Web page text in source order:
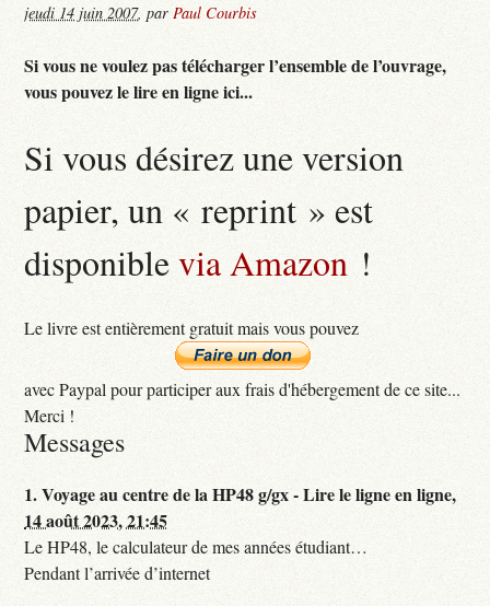
jeudi 14 juin 2007,parPaul Courbis
Si vous ne voulez pas télécharger l’ensemble de l’ouvrage,
vous pouvez le lire en ligne ici...
Si vous désirez une version
papier, un « reprint » est
disponiblevia Amazon !
Le livre est entièrement gratuit mais vous pouvez
avec Paypal pour participer aux frais d'hébergement de ce site...
Merci !
Messages
1.Voyage au centre de la HP48 g/gx - Lire le ligne en ligne,
14 août 2023, 21:45
Le HP48, le calculateur de mes années étudiant…
Pendant l’arrivée d’internet